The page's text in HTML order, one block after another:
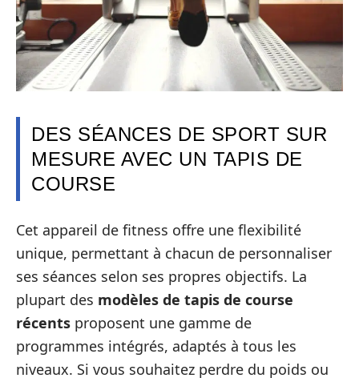
DES SÉANCES DE SPORT SUR
MESURE AVEC UN TAPIS DE
COURSE
Cet appareil de fitness offre une flexibilité
unique, permettant à chacun de personnaliser
ses séances selon ses propres objectifs. La
plupart des modèles de tapis de course
récents proposent une gamme de
programmes intégrés, adaptés à tous les
niveaux. Si vous souhaitez perdre du poids ou